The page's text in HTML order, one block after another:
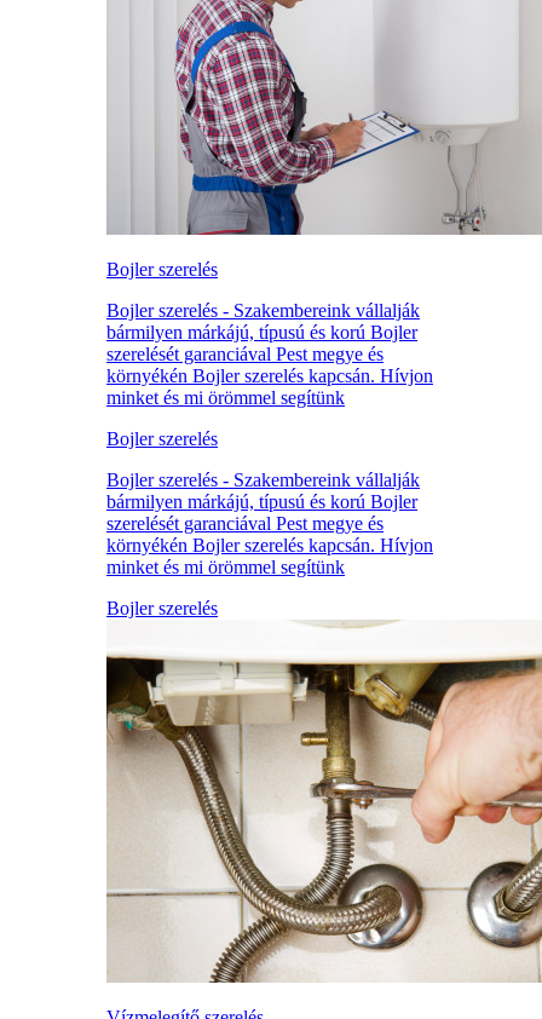
Bojler szerelés
Bojler szerelés - Szakembereink vállalják
bármilyen márkájú, típusú és korú Bojler
szerelését garanciával Pest megye és
környékén Bojler szerelés kapcsán. Hívjon
minket és mi örömmel segítünk
Bojler szerelés
Bojler szerelés - Szakembereink vállalják
bármilyen márkájú, típusú és korú Bojler
szerelését garanciával Pest megye és
környékén Bojler szerelés kapcsán. Hívjon
minket és mi örömmel segítünk
Bojler szerelés